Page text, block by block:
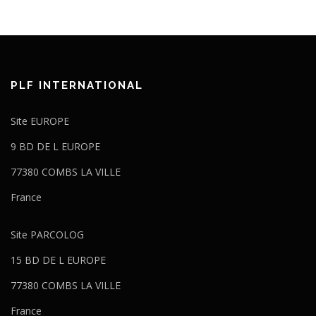
PLF INTERNATIONAL
Site EUROPE
9 BD DE L EUROPE
77380 COMBS LA VILLE
France
Site PARCOLOG
15 BD DE L EUROPE
77380 COMBS LA VILLE
France